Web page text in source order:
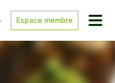
Espace membre